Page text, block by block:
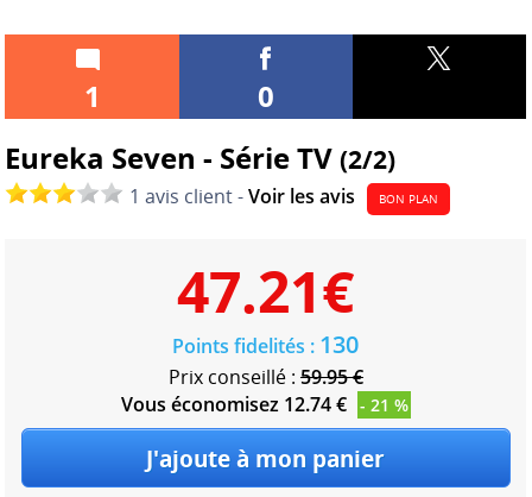
1
0
Eureka Seven - Série TV(2/2)
1 avis client -Voir les avis BON PLAN
47.21€
Points fidelités : 130
Prix conseillé : 59.95 €
Vous économisez 12.74 € - 21 %